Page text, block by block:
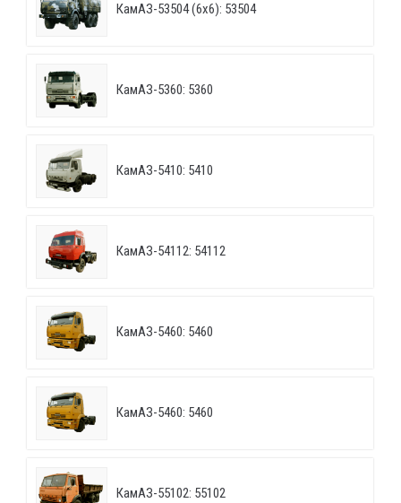
КамАЗ-53504 (6х6): 53504
КамАЗ-5360: 5360
КамАЗ-5410: 5410
КамАЗ-54112: 54112
КамАЗ-5460: 5460
КамАЗ-5460: 5460
КамАЗ-55102: 55102